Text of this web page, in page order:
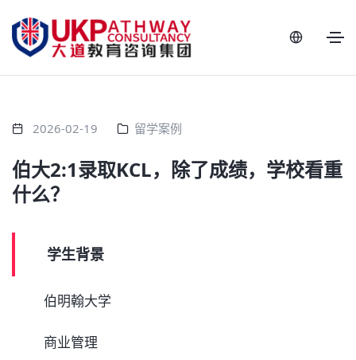
2026-02-19 留学案例
伯大2:1录取KCL，除了成绩，学校看重
什么？
学生背景
伯明翰大学
商业管理